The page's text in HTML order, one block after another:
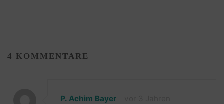
4 KOMMENTARE
P. Achim Bayer